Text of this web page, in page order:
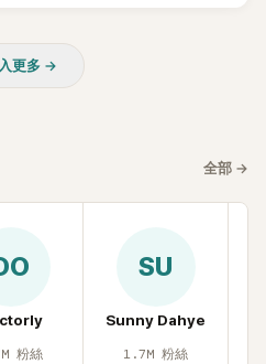
」更多 →
全部 →
粉絲
SU
Sunny Dahye
1.7M 粉絲